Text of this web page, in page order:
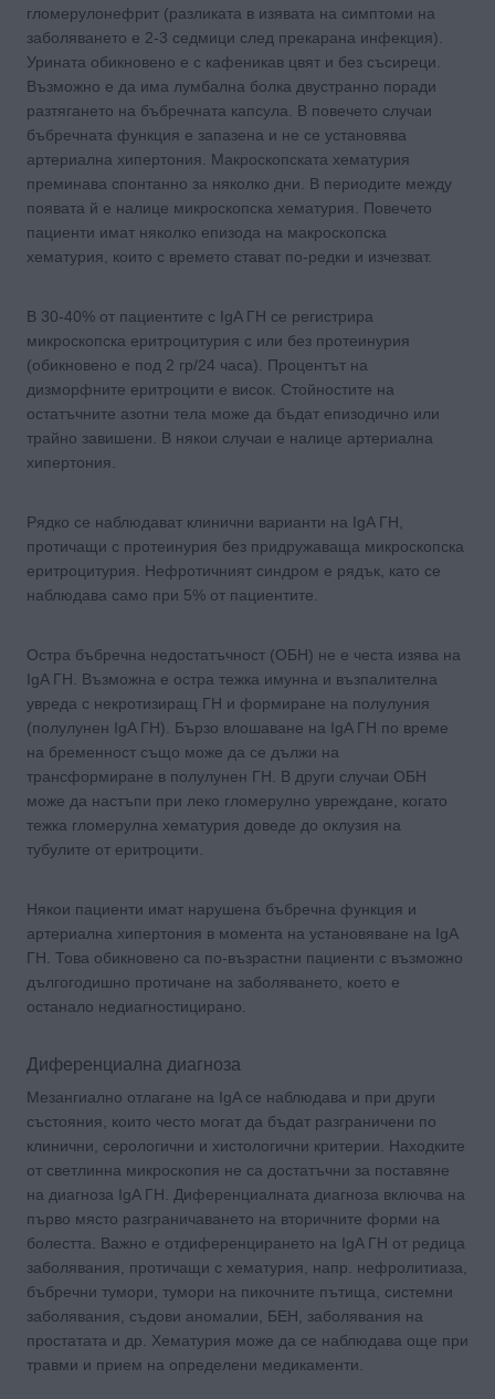
гломерулонефрит (разликата в изявата на симптоми на
заболяването е 2-3 седмици след прекарана инфекция).
Урината обикновено е с кафеникав цвят и без съсиреци.
Възможно е да има лумбална болка двустранно поради
разтягането на бъбречната капсула. В повечето случаи
бъбречната функция е запазена и не се установява
артериална хипертония. Макроскопската хематурия
преминава спонтанно за няколко дни. В периодите между
появата й е налице микроскопска хематурия. Повечето
пациенти имат няколко епизода на макроскопска
хематурия, които с времето стават по-редки и изчезват.
В 30-40% от пациентите с IgA ГН се регистрира
микроскопска еритроцитурия с или без протеинурия
(обикновено е под 2 гр/24 часа). Процентът на
дизморфните еритроцити е висок. Стойностите на
остатъчните азотни тела може да бъдат епизодично или
трайно завишени. В някои случаи е налице артериална
хипертония.
Рядко се наблюдават клинични варианти на IgA ГН,
протичащи с протеинурия без придружаваща микроскопска
еритроцитурия. Нефротичният синдром е рядък, като се
наблюдава само при 5% от пациентите.
Остра бъбречна недостатъчност (ОБН) не е честа изява на
IgA ГН. Възможна е остра тежка имунна и възпалителна
увреда с некротизиращ ГН и формиране на полулуния
(полулунен IgA ГН). Бързо влошаване на IgA ГН по време
на бременност също може да се дължи на
трансформиране в полулунен ГН. В други случаи ОБН
може да настъпи при леко гломерулно увреждане, когато
тежка гломерулна хематурия доведе до оклузия на
тубулите от еритроцити.
Някои пациенти имат нарушена бъбречна функция и
артериална хипертония в момента на установяване на IgA
ГН. Това обикновено са по-възрастни пациенти с възможно
дългогодишно протичане на заболяването, което е
останало недиагностицирано.
Диференциална диагноза
Мезангиално отлагане на IgA се наблюдава и при други
състояния, които често могат да бъдат разграничени по
клинични, серологични и хистологични критерии. Находките
от светлинна микроскопия не са достатъчни за поставяне
на диагноза IgA ГН. Диференциалната диагноза включва на
първо място разграничаването на вторичните форми на
болестта. Важно е отдиференцирането на IgA ГН от редица
заболявания, протичащи с хематурия, напр. нефролитиаза,
бъбречни тумори, тумори на пикочните пътища, системни
заболявания, съдови аномалии, БЕН, заболявания на
простатата и др. Хематурия може да се наблюдава още при
травми и прием на определени медикаменти.